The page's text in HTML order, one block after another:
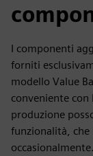
I componenti
forniti
modello Value
conveniente
produzione
funzionalità, che
occasionalmente.